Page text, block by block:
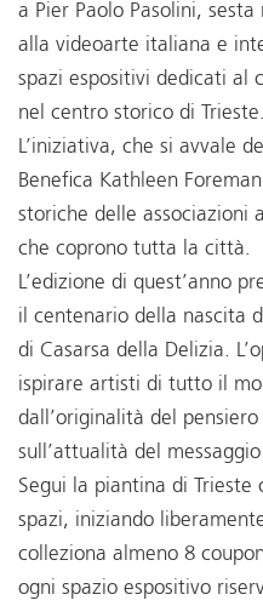
a Pier Paolo Pasolini,
alla videoarte italiana e
spazi espositivi dedicati al
nel centro storico di Trieste.
L’iniziativa, che si avvale
Benefica Kathleen
storiche delle associazioni
che coprono tutta la città.
L’edizione di quest’anno
il centenario della nascita
di Casarsa della Delizia.
ispirare artisti di tutto il
dall’originalità del
sull’attualità del
Segui la piantina di Trieste
spazi, iniziando
colleziona almeno 8
ogni spazio espositivo